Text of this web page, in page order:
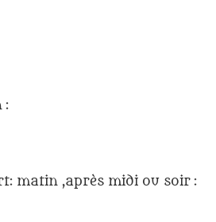
:
matin ,après midi ou soir :